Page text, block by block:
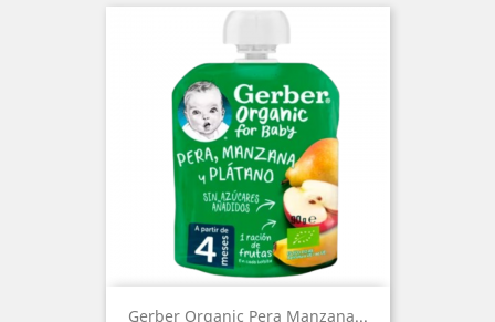
Gerber Organic Pera Manzana...